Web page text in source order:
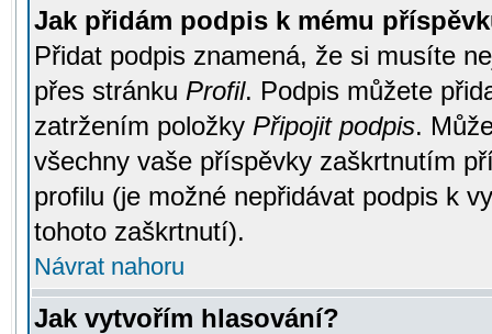
Jak přidám podpis k mému
Přidat podpis znamená, že si musíte
přes stránku Profil. Podpis můžete
zatržením položky Připojit podpis.
všechny vaše příspěvky zaškrtnutím
profilu (je možné nepřidávat podpis k
tohoto zaškrtnutí).
Návrat nahoru
Jak vytvořím hlasování?